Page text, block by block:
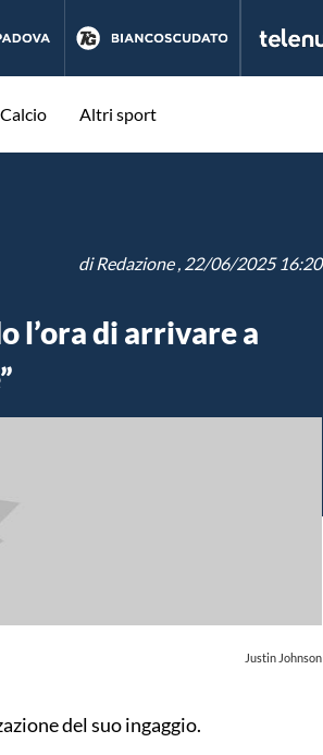
Calcio Altri sport
diRedazione, 22/06/2025 16:20
l’ora di arrivare a
Justin Johnson
del suo ingaggio.